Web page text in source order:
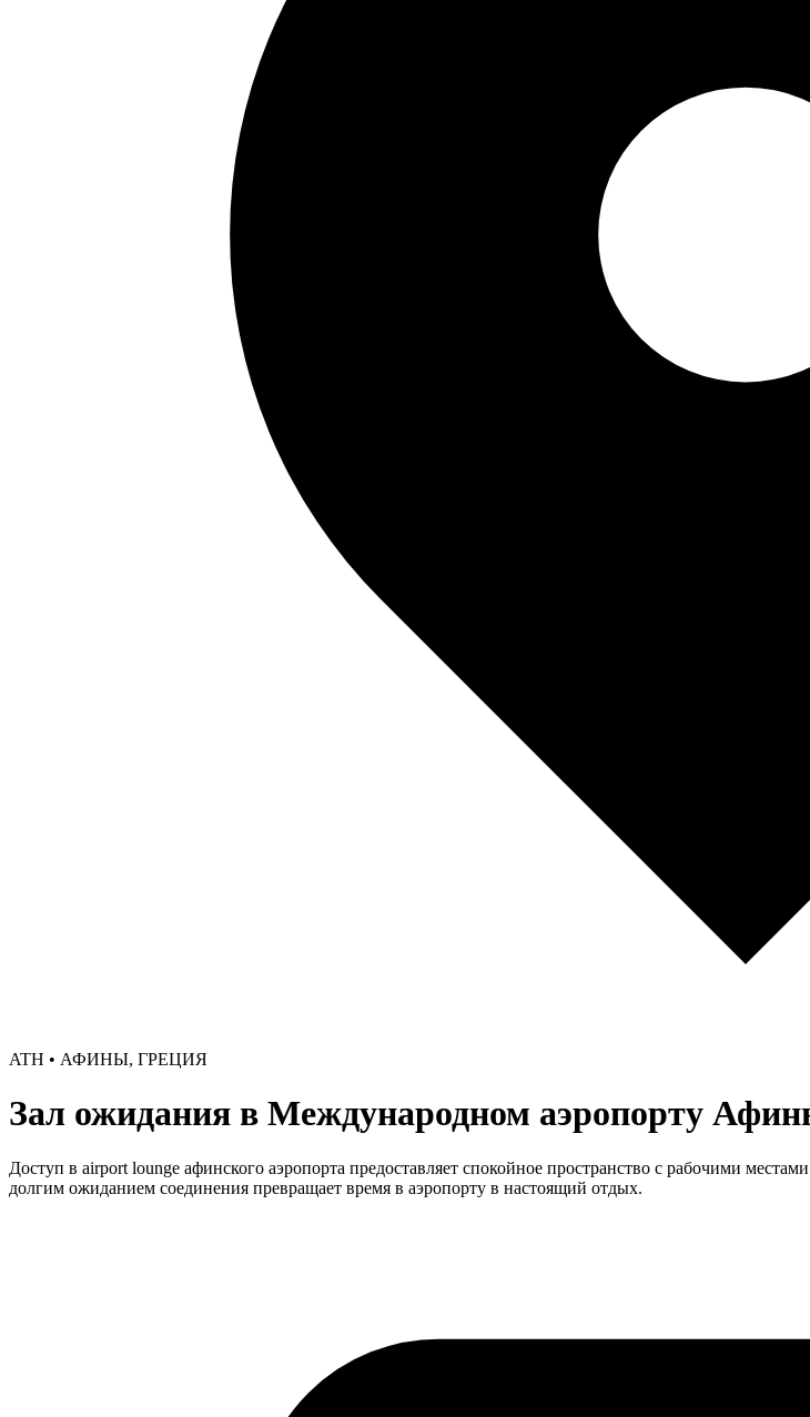
ATH • АФИНЫ, ГРЕЦИЯ
Зал ожидания в Международном аэропорту
Доступ в airport lounge афинского аэропорта предоставляет спокойное пространство с рабочими
долгим ожиданием соединения превращает время в аэропорту в настоящий отдых.